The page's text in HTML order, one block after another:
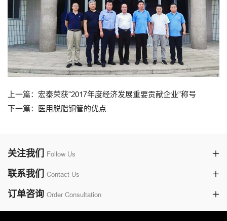
上一篇：宏泰荣获“2017年度经济发展重要贡献企业”称号
下一篇：医用脱脂铜管的优点
关注我们 Follow Us
联系我们 Contact Us
订单咨询 Order Consultation